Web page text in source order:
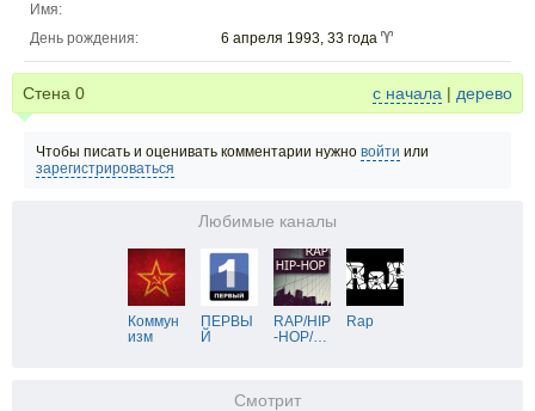
Имя:
День рождения:
6 апреля 1993, 33 года
Стена 0 с начала | дерево
Чтобы писать и оценивать комментарии нужно войти или
зарегистрироваться
Любимые каналы
Коммун
изм
ПЕРВЫ
Й
RAP/HIP
-HOP/…
Rap
Смотрит